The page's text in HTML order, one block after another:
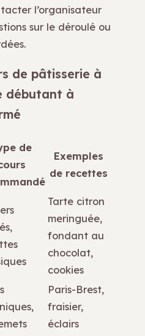
l’organisateur
sur le déroulé ou
de pâtisserie à
débutant à
de
Exemples
de recettes
Tarte citron
meringuée,
fondant au
chocolat,
cookies
Paris-Brest,
fraisier,
éclairs